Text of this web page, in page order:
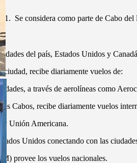
Se considera como parte de Cabo
del país, Estados Unidos y
recibe diariamente vuelos de:
a través de aerolíneas como
Cabos, recibe diariamente vuelos
y Unión Americana.
Unidos conectando con las
provee los vuelos nacionales.